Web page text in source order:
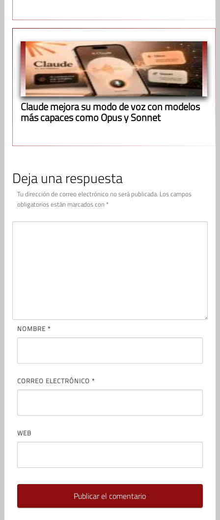
Claude mejora su modo de voz con modelos
más capaces como Opus y Sonnet
Deja una respuesta
Tu dirección de correo electrónico no será publicada. Los campos
obligatorios están marcados con *
NOMBRE *
CORREO ELECTRÓNICO *
WEB